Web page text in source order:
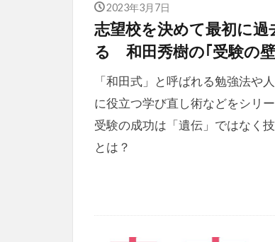
2023年3月7日
志望校を決めて最初に過
る 和田秀樹の｢受験の
「和田式」と呼ばれる勉強法や
に役立つ学び直し術などをシリー
受験の成功は「遺伝」ではなく技
とは？